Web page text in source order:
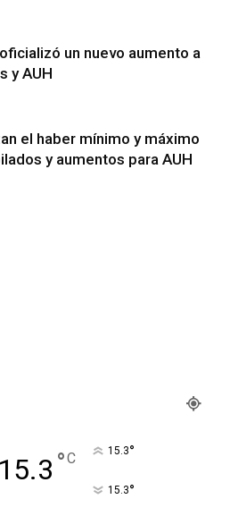
un nuevo aumento a
y AUH
el haber mínimo y máximo
y aumentos para AUH
15.3 °C 15.3°
15.3°